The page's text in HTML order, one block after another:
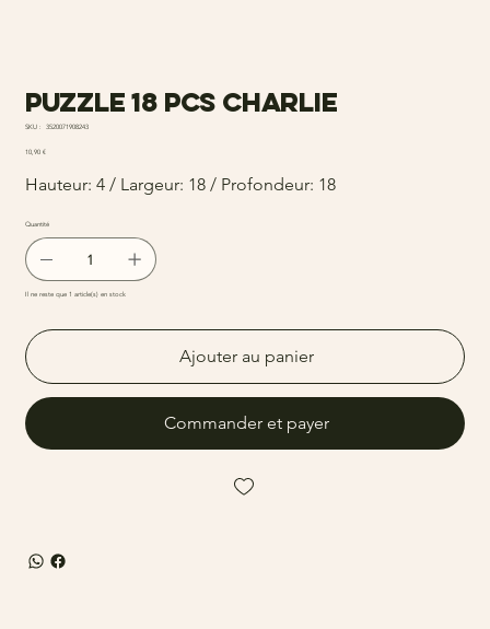
Puzzle 18 pcs charlie
SKU :
SKU
3520071908243
Prix
10,90 €
Hauteur: 4 / Largeur: 18 / Profondeur: 18
Quantité
Il ne reste que 1 article(s) en stock
Ajouter au panier
Commander et payer